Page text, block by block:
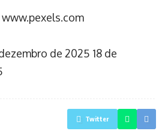
de 2025 18 de
Twitter